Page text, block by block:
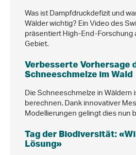
Was ist Dampfdruckdefizit und
Wälder wichtig? Ein Video des
präsentiert High-End-Forschung
Gebiet.
Verbesserte Vorhersage
Schneeschmelze im Wald
Die Schneeschmelze in Wäldern
berechnen. Dank innovativer
Modellierungen gelingt dies nun
Tag der Biodiversität:
Lösung»